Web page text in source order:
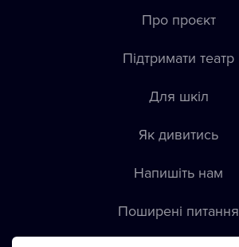
Про проєкт
Підтримати театр
Для шкіл
Як дивитись
Напишіть нам
Пoширені питання